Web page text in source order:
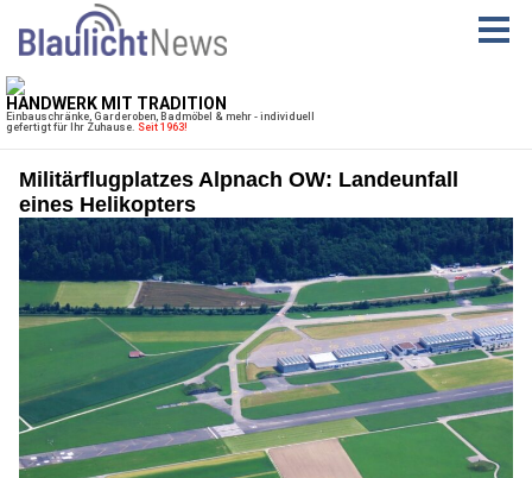
Militärflugplatzes Alpnach OW: Landeunfall
eines Helikopters